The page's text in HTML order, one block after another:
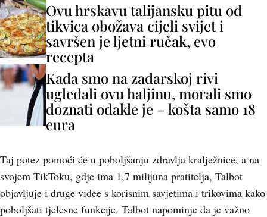
Ovu hrskavu talijansku pitu od
tikvica obožava cijeli svijet i
savršen je ljetni ručak, evo
recepta
Kada smo na zadarskoj rivi
ugledali ovu haljinu, morali smo
doznati odakle je – košta samo 18
eura
Taj potez pomoći će u poboljšanju zdravlja kralježnice, a na
svojem TikToku, gdje ima 1,7 milijuna pratitelja, Talbot
objavljuje i druge videe s korisnim savjetima i trikovima kako
poboljšati tjelesne funkcije. Talbot napominje da je važno